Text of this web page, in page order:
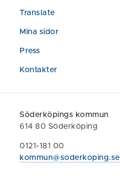
Translate
Mina sidor
Press
Kontakter
Söderköpings kommun
614 80 Söderköping
0121-181 00
kommun@soderkoping.se
614 80 Söderköping
0121-181 00
kommun@soderkoping.se